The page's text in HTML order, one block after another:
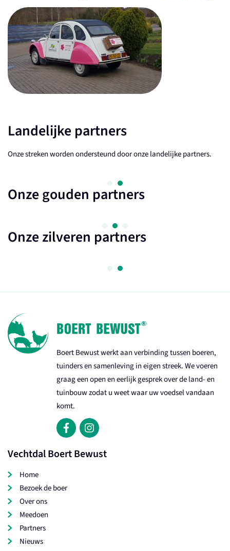
Landelijke partners
Onze streken worden ondersteund door onze landelijke partners.
Onze gouden partners
Onze zilveren partners
Boert Bewust werkt aan verbinding tussen boeren,
tuinders en samenleving in eigen streek. We voeren
graag een open en eerlijk gesprek over de land- en
tuinbouw zodat u weet waar uw voedsel vandaan
komt.
Vechtdal Boert Bewust
Home
Bezoek de boer
Over ons
Meedoen
Partners
Nieuws